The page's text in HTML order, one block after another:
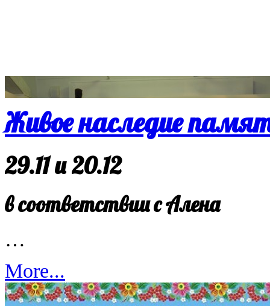
Живое наследие
29.11 и 20.12
в соответствии с Алена
…
More...